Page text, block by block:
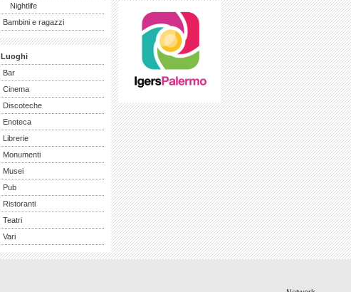
Nightlife
Bambini e ragazzi
Luoghi
Bar
Cinema
Discoteche
Enoteca
Librerie
Monumenti
Musei
Pub
Ristoranti
Teatri
Vari